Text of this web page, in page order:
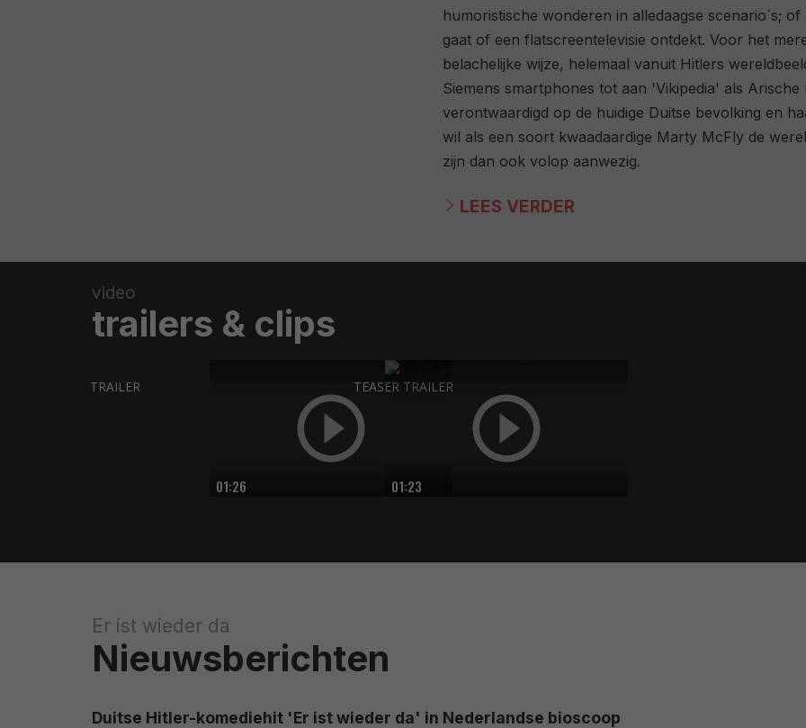
humoristische wonderen in alledaagse scenario´s;
gaat of een flatscreentelevisie ontdekt. Voor het
belachelijke wijze, helemaal vanuit Hitlers
Siemens smartphones tot aan 'Vikipedia' als
verontwaardigd op de huidige Duitse bevolking en
wil als een soort kwaadaardige Marty McFly de
zijn dan ook volop aanwezig.
LEES VERDER
video
trailers & clips
01:26
TRAILER
01:23
TEASER TRAILER
Er ist wieder da
Nieuwsberichten
Duitse Hitler-komediehit 'Er ist wieder da' in Nederlandse bioscoop